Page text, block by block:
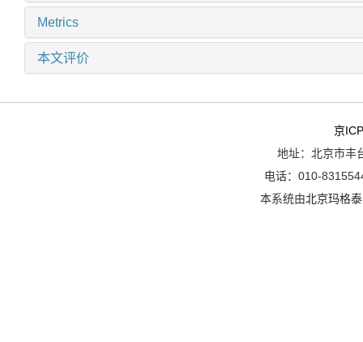
Metrics
本文评价
京
地址：北京市丰
电话：010-
本系统由北京玛格